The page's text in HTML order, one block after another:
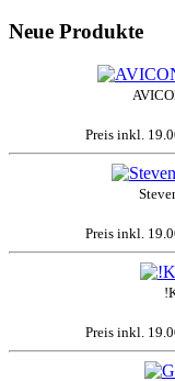
Neue Produkte
Preis inkl.
Preis inkl.
Preis inkl.